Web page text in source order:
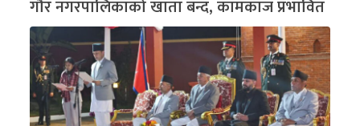
गौर नगरपालिकाको खाता बन्द, कामकाज प्रभावित